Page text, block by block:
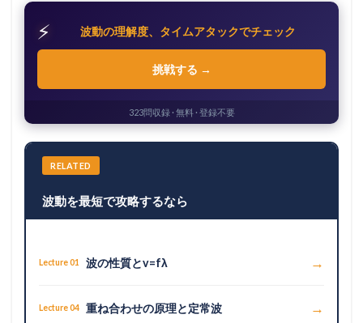
⚡ 波動の理解度、タイムアタックでチェック
挑戦する →
323問収録 · 無料 · 登録不要
RELATED
波動を最短で攻略するなら
Lecture 01 波の性質とv=fλ →
Lecture 04 重ね合わせの原理と定常波 →